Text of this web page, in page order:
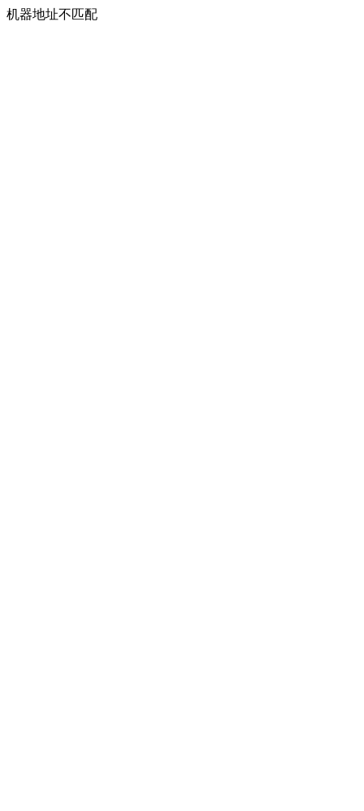
机器地址不匹配